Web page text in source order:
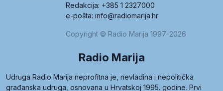
Redakcija: +385 1 2327000
e-pošta: info@radiomarija.hr
Copyright © Radio Marija 1997-2026
Radio Marija
Udruga Radio Marija neprofitna je, nevladina i nepolitička
građanska udruga, osnovana u Hrvatskoj 1995. godine. Prvi